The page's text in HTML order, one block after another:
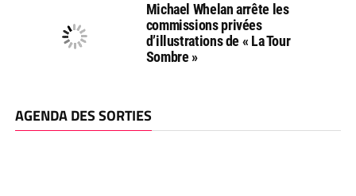
Michael Whelan arrête les
commissions privées
d’illustrations de « La Tour
Sombre »
AGENDA DES SORTIES